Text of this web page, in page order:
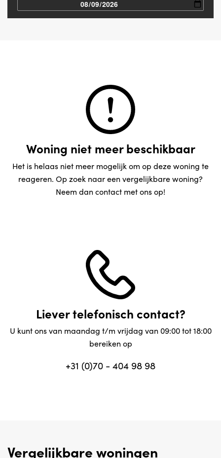
Woning niet meer beschikbaar
Het is helaas niet meer mogelijk om op deze woning te
reageren. Op zoek naar een vergelijkbare woning?
Neem dan contact met ons op!
Liever telefonisch contact?
U kunt ons van maandag t/m vrijdag van 09:00 tot 18:00
bereiken op
+31 (0)70 - 404 98 98
Vergelijkbare woningen